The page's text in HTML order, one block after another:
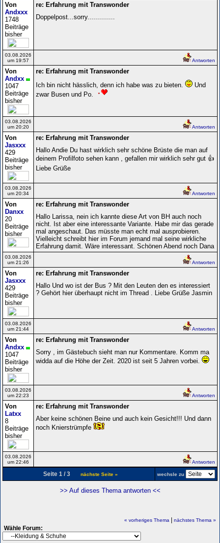
Von
Andxxx
1748
Beiträge
bisher
re: Erfahrung mit Transwonder
Doppelpost...sorry..............
03.08.2026
um 19:57
Antworten
Von
Andxx
1047
Beiträge
bisher
re: Erfahrung mit Transwonder
Ich bin nicht hässlich, denn ich habe was zu bieten.
Und
zwar Busen und Po.
03.08.2026
um 20:20
Antworten
Von
Jasxxx
429
Beiträge
bisher
re: Erfahrung mit Transwonder
Hallo Andie Du hast wirklich sehr schöne Brüste die man auf
deinem Profilfoto sehen kann , gefallen mir wirklich sehr gut 👍
Liebe Grüße
03.08.2026
um 20:34
Antworten
Von
Danxx
20
Beiträge
bisher
re: Erfahrung mit Transwonder
Hallo Larissa, nein ich kannte diese Art von BH auch noch
nicht. Ist aber eine interessante Variante. Habe mir das gerade
mal angeschaut. Das müsste man echt mal ausprobieren.
Vielleicht schreibt hier im Forum jemand mal seine wirkliche
Erfahrung damit. Wäre interessant. Schönen Abend noch Dana
03.08.2026
um 21:26
Antworten
Von
Jasxxx
429
Beiträge
bisher
re: Erfahrung mit Transwonder
Hallo Und wo ist der Bus ? Mit den Leuten den es interessiert
? Gehört hier überhaupt nicht im Thread . Liebe Grüße Jasmin
03.08.2026
um 21:44
Antworten
Von
Andxx
1047
Beiträge
bisher
re: Erfahrung mit Transwonder
Sorry , im Gästebuch sieht man nur Kommentare. Komm ma
widda auf die Höhe der Zeit. 2020 ist seit 5 Jahren vorbei.
03.08.2026
um 22:23
Antworten
Von
Latxx
8
Beiträge
bisher
re: Erfahrung mit Transwonder
Aber keine schönen Beine und auch kein Gesicht!!! Und dann
noch Knierstrümpfe
03.08.2026
um 22:46
Antworten
Seite 1 / 3 nächste Seite » wechsle zu
>> Auf dieses Thema antworten <<
« vorheriges Thema nächstes Thema »
Wähle Forum: